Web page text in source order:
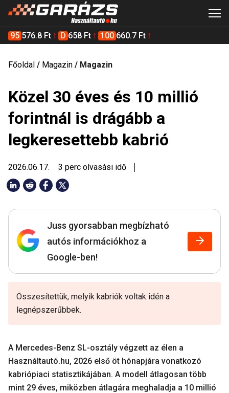
95 576.8 Ft D 658 Ft 100 660.7 Ft
Főoldal / Magazin / Magazin
Közel 30 éves és 10 millió
forintnál is drágább a
legkeresettebb kabrió
2026.06.17. 3 perc olvasási idő
Juss gyorsabban megbízható
autós információkhoz a
Google-ben!
Összesítettük, melyik kabriók voltak idén a
legnépszerűbbek.
A Mercedes-Benz SL-osztály végzett az élen a
Használtautó.hu, 2026 első öt hónapjára vonatkozó
kabriópiaci statisztikájában. A modell átlagosan több
mint 29 éves, miközben átlagára meghaladja a 10 millió